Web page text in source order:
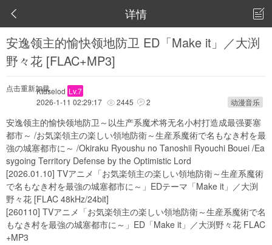
 详情 
安逸领主的愉快领地防卫 ED「Make it」／大渕
野々花 [FLAC+MP3]
点击重新加载Ktdselod Lv.7
2026-1-11 02:29:17  2445  2 动漫音乐
安逸领主的愉快领地防卫～以生产系魔术将无名小村打造成最强要塞
都市～ /お気楽領主の楽しい領地防衛～生産系魔術で名もなき村を最
強の城塞都市に～ /Okiraku Ryoushu no Tanoshii Ryouchi Bouei /Ea
sygoing Territory Defense by the Optimistic Lord
[2026.01.10] TVアニメ「お気楽領主の楽しい領地防衛～生産系魔術
で名もなき村を最強の城塞都市に～」EDテーマ「Make it」／大渕
野々花 [FLAC 48kHz/24bit]
[260110] TVアニメ「お気楽領主の楽しい領地防衛～生産系魔術で名
もなき村を最強の城塞都市に～」ED「Make it」／大渕野々花 FLAC
+MP3